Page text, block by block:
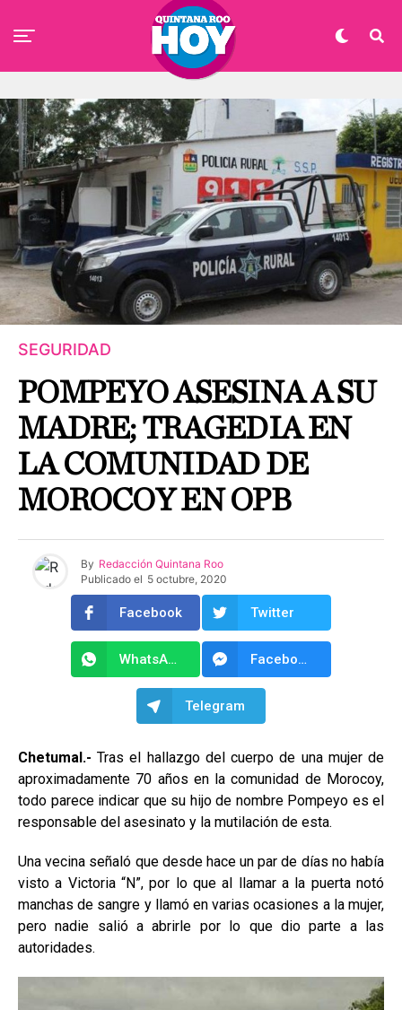
SEGURIDAD
POMPEYO ASESINA A SU
MADRE; TRAGEDIA EN
LA COMUNIDAD DE
MOROCOY EN OPB
By Redacción Quintana Roo
Publicado el 5 octubre, 2020
Facebook Twitter
WhatsApp Facebook Messenger
Telegram
Chetumal.- Tras el hallazgo del cuerpo de una mujer de
aproximadamente 70 años en la comunidad de Morocoy,
todo parece indicar que su hijo de nombre Pompeyo es el
responsable del asesinato y la mutilación de esta.
Una vecina señaló que desde hace un par de días no había
visto a Victoria “N”, por lo que al llamar a la puerta notó
manchas de sangre y llamó en varias ocasiones a la mujer,
pero nadie salió a abrirle por lo que dio parte a las
autoridades.